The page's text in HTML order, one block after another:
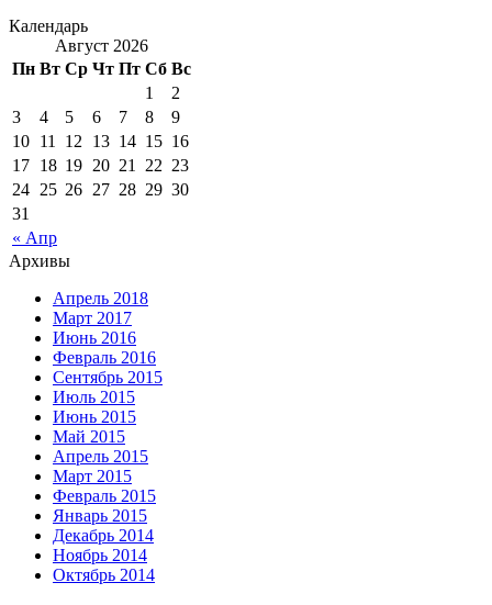
Календарь
Август 2026
Пн Вт Ср Чт Пт Сб Вс
« Апр
1
2
3
4 5 6 7 8
9
10 11 12 13 14 15 16
17 18 19 20 21 22 23
24 25 26 27 28 29 30
31
Архивы
Апрель 2018
Март 2017
Июнь 2016
Февраль 2016
Сентябрь 2015
Июль 2015
Июнь 2015
Май 2015
Апрель 2015
Март 2015
Февраль 2015
Январь 2015
Декабрь 2014
Ноябрь 2014
Октябрь 2014